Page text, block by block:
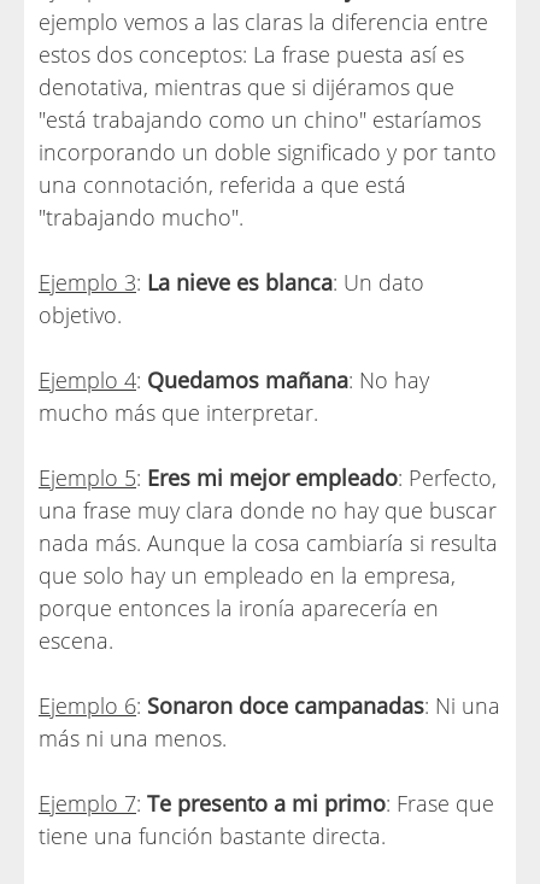
ejemplo vemos a las claras la diferencia entre
estos dos conceptos: La frase puesta así es
denotativa, mientras que si dijéramos que
"está trabajando como un chino" estaríamos
incorporando un doble significado y por tanto
una connotación, referida a que está
"trabajando mucho".
Ejemplo 3: La nieve es blanca: Un dato
objetivo.
Ejemplo 4: Quedamos mañana: No hay
mucho más que interpretar.
Ejemplo 5: Eres mi mejor empleado: Perfecto,
una frase muy clara donde no hay que buscar
nada más. Aunque la cosa cambiaría si resulta
que solo hay un empleado en la empresa,
porque entonces la ironía aparecería en
escena.
Ejemplo 6: Sonaron doce campanadas: Ni una
más ni una menos.
Ejemplo 7: Te presento a mi primo: Frase que
tiene una función bastante directa.